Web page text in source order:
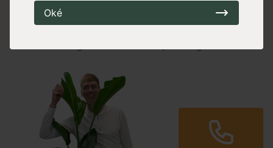
OkéNiet gevonden wat je zoekt?
Of gewoon een vraag?